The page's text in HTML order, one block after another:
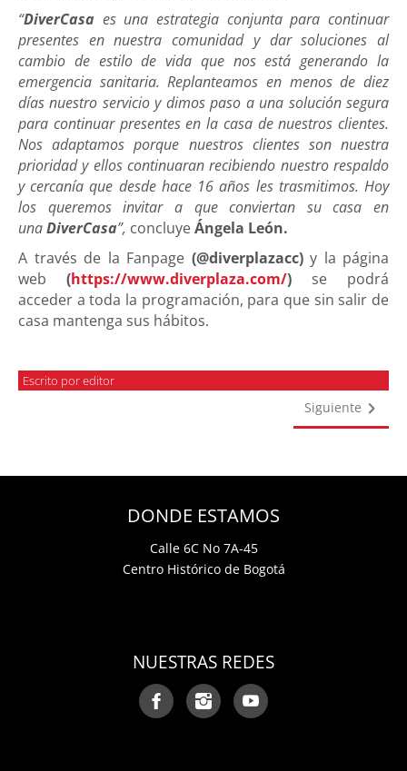
“DiverCasa es una estrategia conjunta para continuar
presentes en nuestra comunidad y dar soluciones al
cambio de estilo de vida que nos está generando la
emergencia sanitaria. Replanteamos en menos de diez
días nuestro servicio y dimos paso a una solución segura
para continuar presentes en la casa de nuestros clientes.
Nos adaptamos porque nuestros clientes son nuestra
prioridad y ellos continuaran recibiendo nuestro respaldo
y cercanía que desde hace 16 años les trasmitimos. Hoy
los queremos invitar a que conviertan su casa en
unaDiverCasa”, concluyeÁngela León.
A través de la Fanpage (@diverplazacc)y la página
web (https://www.diverplaza.com/) se podrá
acceder a toda la programación, para que sin salir de
casa mantenga sus hábitos.
Escrito por editor
Siguiente
DONDE ESTAMOS
Calle 6C No 7A-45
Centro Histórico de Bogotá
NUESTRAS REDES